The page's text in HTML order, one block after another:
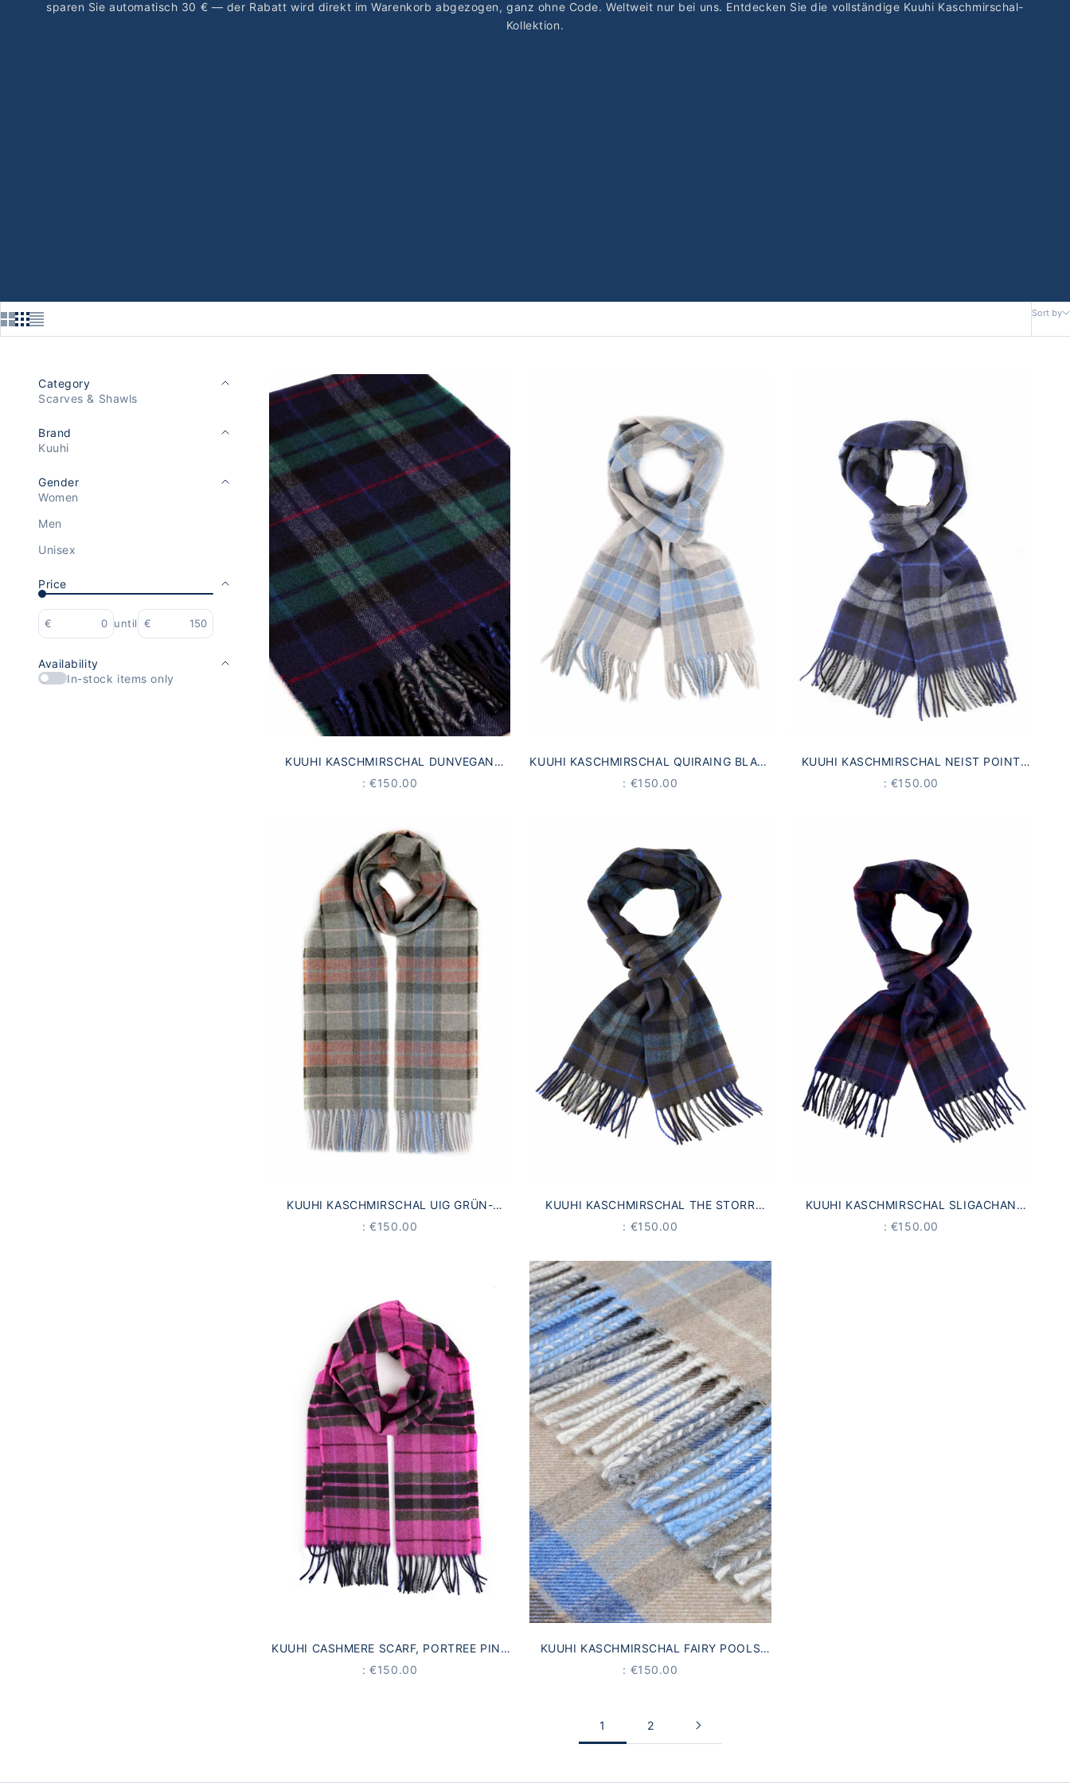
sparen Sie automatisch 30 € — der Rabatt wird direkt im Warenkorb abgezogen, ganz ohne Code. Weltweit nur bei uns. Entdecken Sie die vollständige Kuuhi Kaschmirschal-
Kollektion.
Sort by
Category
Scarves & Shawls
Brand
Kuuhi
Gender
Women
Men
Unisex
Price
€ until €
Availability
In-stock items only
KUUHI KASCHMIRSCHAL DUNVEGAN
BLAU-GRÜN-TARTAN
OFFER
: €150.00
KUUHI KASCHMIRSCHAL QUIRAING BLAU-
WEISS-GRAU-TARTAN
OFFER
: €150.00
KUUHI KASCHMIRSCHAL NEIST POINT
BLAU-WEISS-TARTAN
OFFER
: €150.00
KUUHI KASCHMIRSCHAL UIG GRÜN-
ORANGE-BLAU-TARTAN
OFFER
: €150.00
KUUHI KASCHMIRSCHAL THE STORR
BRAUN-BLAU-TARTAN
OFFER
: €150.00
KUUHI KASCHMIRSCHAL SLIGACHAN
BLAU-ROT-TARTAN
OFFER
: €150.00
KUUHI CASHMERE SCARF, PORTREE PINK
TARTAN
OFFER
: €150.00
KUUHI KASCHMIRSCHAL FAIRY POOLS
BEIGE BLAU WEISS
OFFER
: €150.00
1 2